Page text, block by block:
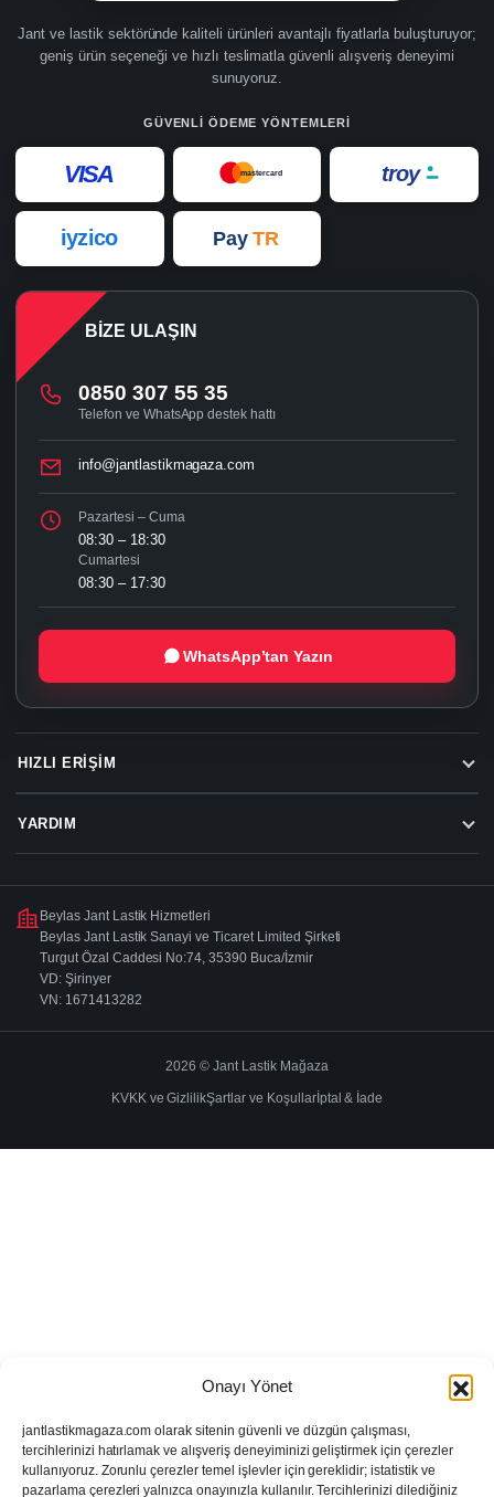
Onayı Yönet
jantlastikmagaza.com olarak sitenin güvenli ve düzgün çalışması,
tercihlerinizi hatırlamak ve alışveriş deneyiminizi geliştirmek için çerezler
kullanıyoruz. Zorunlu çerezler temel işlevler için gereklidir; istatistik ve
pazarlama çerezleri yalnızca onayınızla kullanılır. Tercihlerinizi dilediğiniz
Jant ve lastik sektöründe kaliteli ürünleri avantajlı fiyatlarla buluşturuyor;
geniş ürün seçeneği ve hızlı teslimatla güvenli alışveriş deneyimi
sunuyoruz.
GÜVENLI ÖDEME YÖNTEMLERI
VISA mastercard troy
iyzico Pay TR
HIZLI ERIŞIM
YARDIM
BIZE ULAŞIN
0850 307 55 35
Telefon ve WhatsApp destek hattı
info@jantlastikmagaza.com
Pazartesi – Cuma
08:30 – 18:30
Cumartesi
08:30 – 17:30
WhatsApp’tan Yazın
Beylas Jant Lastik Hizmetleri
Beylas Jant Lastik Sanayi ve Ticaret Limited Şirketi
Turgut Özal Caddesi No:74, 35390 Buca/İzmir
VD: Şirinyer
VN: 1671413282
2026 © Jant Lastik Mağaza
KVKK ve GizlilikŞartlar ve Koşullarİptal & İade